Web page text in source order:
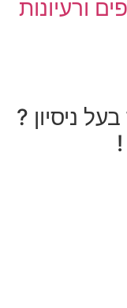
ורעיונות
ניסיון ?